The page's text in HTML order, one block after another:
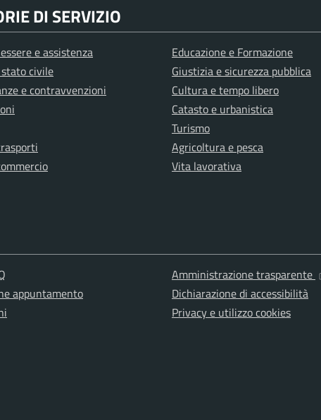
DI SERVIZIO
e assistenza
civile
e contravvenzioni
Educazione e Formazione
Giustizia e sicurezza pubblica
Cultura e tempo libero
Catasto e urbanistica
Turismo
Agricoltura e pesca
Vita lavorativa
appuntamento
Amministrazione trasparente
Dichiarazione di accessibilità
Privacy e utilizzo cookies